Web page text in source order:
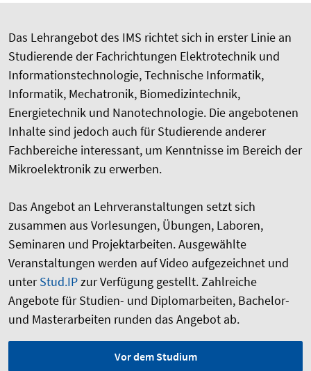
Das Lehrangebot des IMS richtet sich in erster Linie an
Studierende der Fachrichtungen Elektrotechnik und
Informationstechnologie, Technische Informatik,
Informatik, Mechatronik, Biomedizintechnik,
Energietechnik und Nanotechnologie. Die angebotenen
Inhalte sind jedoch auch für Studierende anderer
Fachbereiche interessant, um Kenntnisse im Bereich der
Mikroelektronik zu erwerben.
Das Angebot an Lehrveranstaltungen setzt sich
zusammen aus Vorlesungen, Übungen, Laboren,
Seminaren und Projektarbeiten. Ausgewählte
Veranstaltungen werden auf Video aufgezeichnet und
unterStud.IPzur Verfügung gestellt. Zahlreiche
Angebote für Studien- und Diplomarbeiten, Bachelor-
und Masterarbeiten runden das Angebot ab.
Vor dem Studium